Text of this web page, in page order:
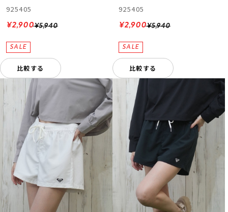
925405
¥5,940
¥2,900
比較する
925405
¥5,940
¥2,900
比較する